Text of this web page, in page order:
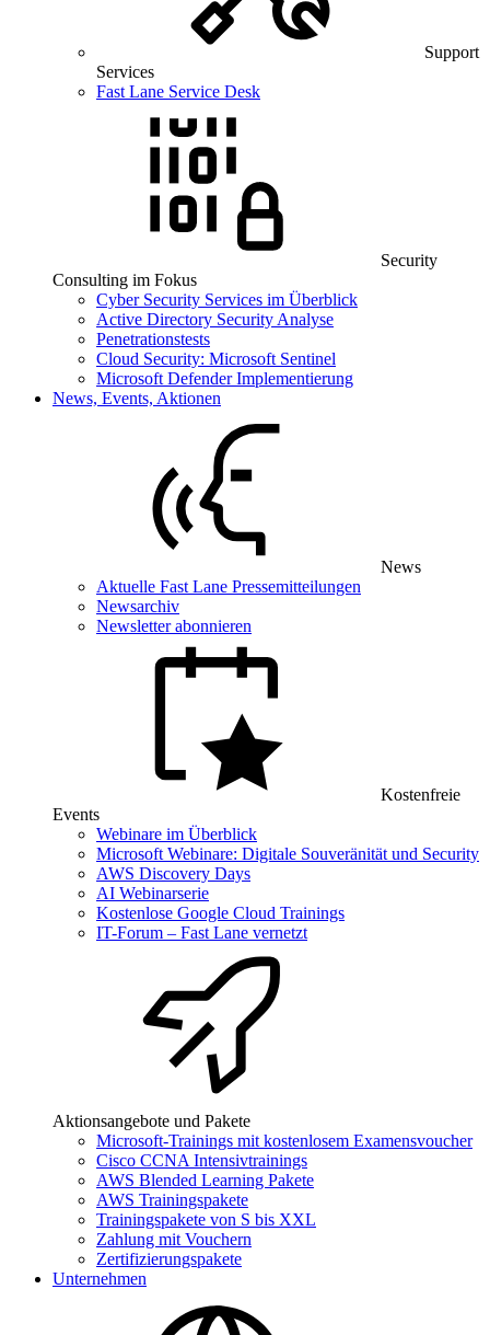
Support
Services
Fast Lane Service Desk
Security
Consulting im Fokus
Cyber Security Services im Überblick
Active Directory Security Analyse
Penetrationstests
Cloud Security: Microsoft Sentinel
Microsoft Defender Implementierung
News, Events, Aktionen
News
Aktuelle Fast Lane Pressemitteilungen
Newsarchiv
Newsletter abonnieren
Kostenfreie
Events
Webinare im Überblick
Microsoft Webinare: Digitale Souveränität und Security
AWS Discovery Days
AI Webinarserie
Kostenlose Google Cloud Trainings
IT-Forum – Fast Lane vernetzt
Aktionsangebote und Pakete
Microsoft-Trainings mit kostenlosem Examensvoucher
Cisco CCNA Intensivtrainings
AWS Blended Learning Pakete
AWS Trainingspakete
Trainingspakete von S bis XXL
Zahlung mit Vouchern
Zertifizierungspakete
Unternehmen